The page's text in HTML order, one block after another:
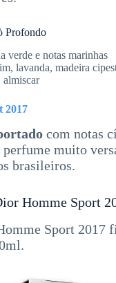
Profondo
verde e notas marinhas
lavanda, madeira
almiscar
2017
com notas
perfume muito
brasileiros.
Homme Sport
Sport 2017